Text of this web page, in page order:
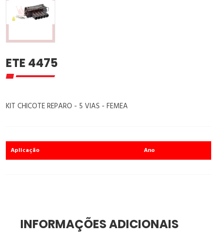
ETE 4475
KIT CHICOTE REPARO - 5 VIAS - FEMEA
Aplicação Ano
INFORMAÇÕES ADICIONAIS